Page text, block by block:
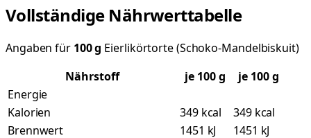
Vollständige Nährwerttabelle
Angaben für 100g Eierlikörtorte (Schoko-Mandelbiskuit)
Nährstoff
je 100g
je 100 g
Energie
Kalorien
349 kcal
349 kcal
Brennwert
1451 kJ 1451 kJ